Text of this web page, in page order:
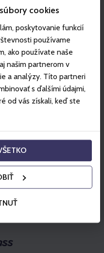
cookies
poskytovanie funkcií
používame
ako používate naše
našim partnerom v
a analýzy. Títo partneri
s ďalšími údajmi,
od vás získali, keď ste